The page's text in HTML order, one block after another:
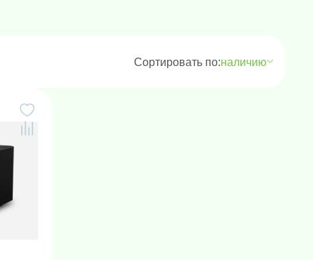
Сортировать по:наличию